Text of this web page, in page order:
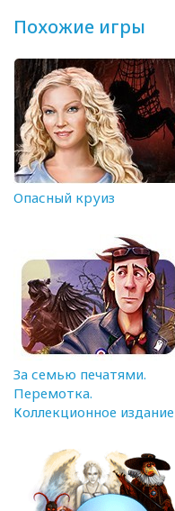
Похожие игры
Опасный круиз
За семью печатями.
Перемотка.
Коллекционное издание